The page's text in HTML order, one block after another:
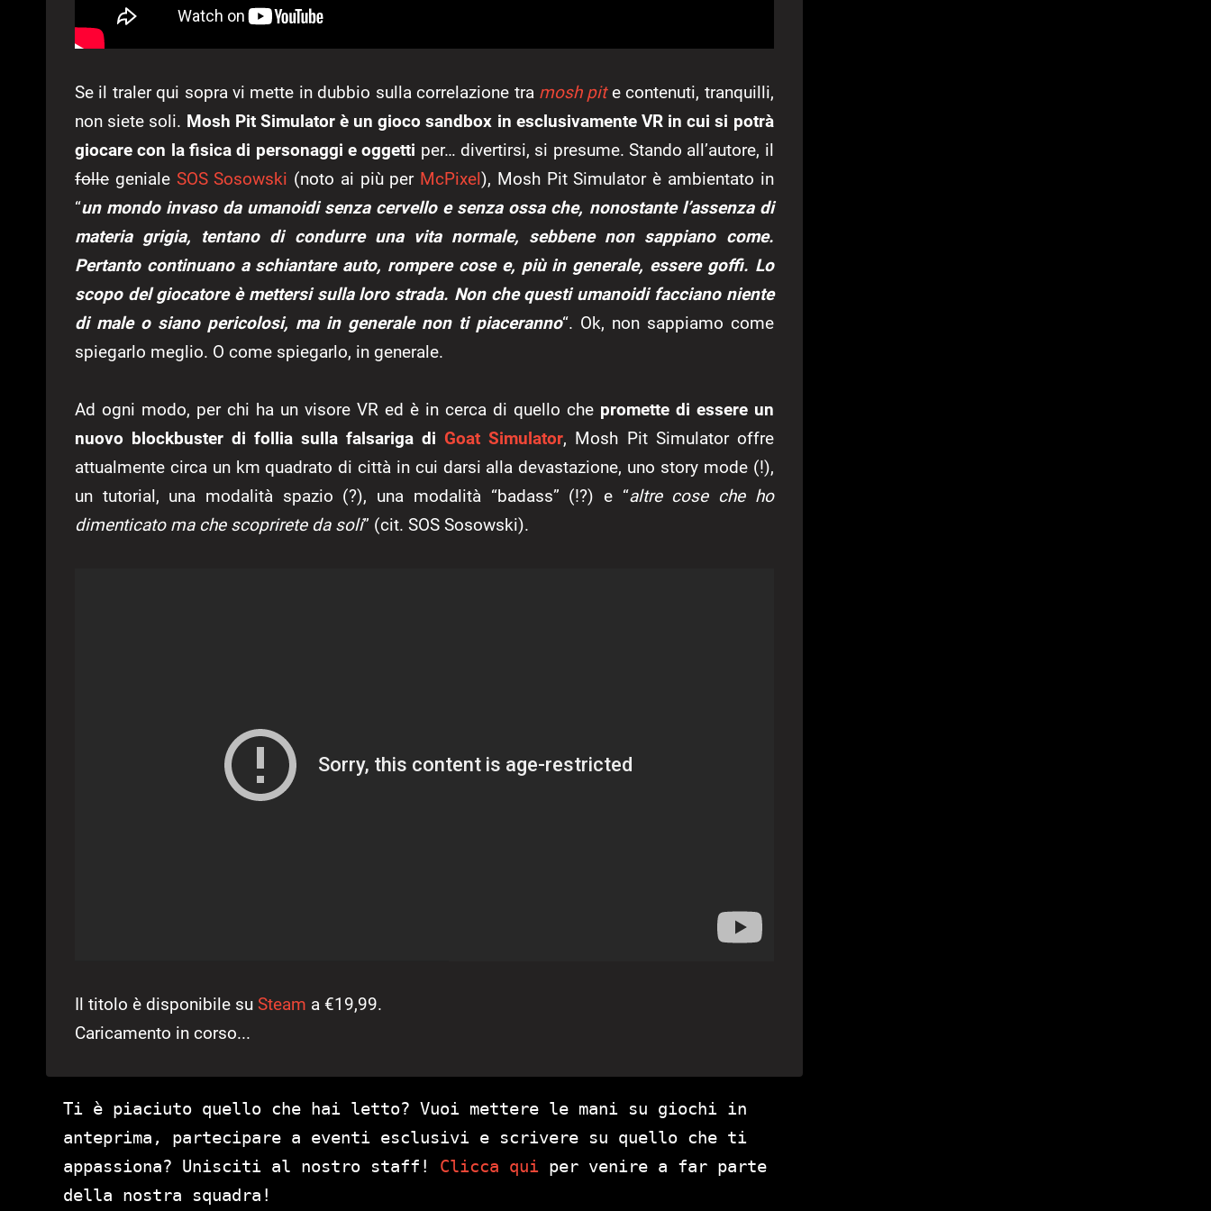
Se il traler qui sopra vi mette in dubbio sulla correlazione tra mosh pite contenuti, tranquilli,
non siete soli. Mosh Pit Simulator è un gioco sandbox in esclusivamente VR in cui si potrà
giocare con la fisica di personaggi e oggetti per… divertirsi, si presume. Stando all’autore, il
folle geniale SOS Sosowski (noto ai più per McPixel), Mosh Pit Simulator è ambientato in
“un mondo invaso da umanoidi senza cervello e senza ossa che, nonostante l’assenza di
materia grigia, tentano di condurre una vita normale, sebbene non sappiano come.
Pertanto continuano a schiantare auto, rompere cose e, più in generale, essere goffi. Lo
scopo del giocatore è mettersi sulla loro strada. Non che questi umanoidi facciano niente
di male o siano pericolosi, ma in generale non ti piaceranno“. Ok, non sappiamo come
spiegarlo meglio. O come spiegarlo, in generale.
Ad ogni modo, per chi ha un visore VR ed è in cerca di quello che promette di essere un
nuovo blockbuster di follia sulla falsariga di Goat Simulator, Mosh Pit Simulator offre
attualmente circa un km quadrato di città in cui darsi alla devastazione, uno story mode (!),
un tutorial, una modalità spazio (?), una modalità “badass” (!?) e “altre cose che ho
dimenticato ma che scoprirete da soli” (cit. SOS Sosowski).
Il titolo è disponibile su Steam a €19,99.
Caricamento in corso...
Ti è piaciuto quello che hai letto? Vuoi mettere le mani su giochi in
anteprima, partecipare a eventi esclusivi e scrivere su quello che ti
appassiona? Unisciti al nostro staff! Clicca qui per venire a far parte
della nostra squadra!